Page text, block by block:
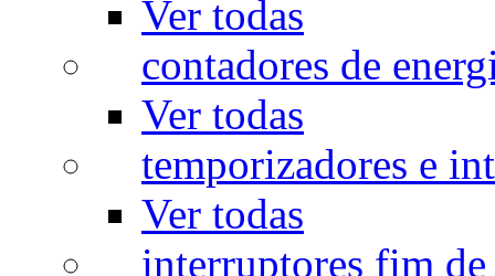
Ver todas
contadores de
Ver todas
temporizadores e
Ver todas
interruptores fim de